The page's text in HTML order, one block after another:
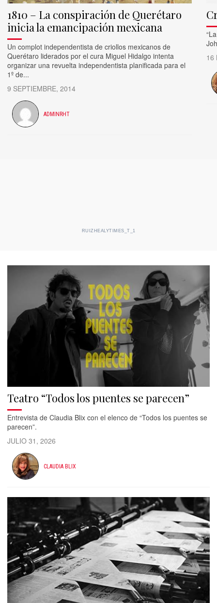
1810 – La conspiración de Querétaro
inicia la emancipación mexicana
Un complot independentista de criollos mexicanos de
Querétaro liderados por el cura Miguel Hidalgo intenta
organizar una revuelta independentista planificada para el
1º de...
9 SEPTIEMBRE, 2014
ADMINRHT
16
RUIZHEALYTIMES_T_1
Teatro “Todos los puentes se parecen”
Entrevista de Claudia Blix con el elenco de “Todos los puentes se
parecen”.
JULIO 31, 2026
CLAUDIA BLIX